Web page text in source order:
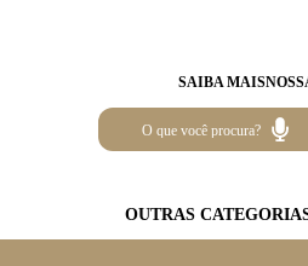
SAIBA MAIS
OUTRAS